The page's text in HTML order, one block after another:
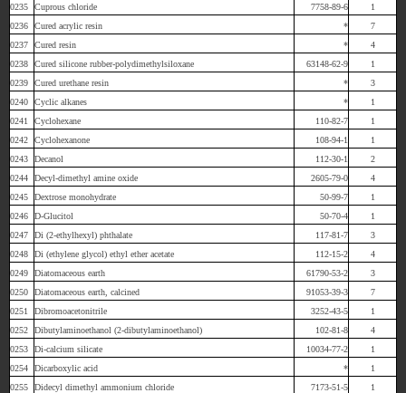
0235
Cuprous chloride 7758-89-6
1
0236
Cured acrylic resin *
7
0237
Cured resin *
4
0238
Cured silicone rubber-polydimethylsiloxane 63148-62-9
1
0239
Cured urethane resin *
3
0240
Cyclic alkanes *
1
0241
Cyclohexane 110-82-7
1
0242
Cyclohexanone 108-94-1
1
0243
Decanol 112-30-1
2
0244
Decyl-dimethyl amine oxide 2605-79-0
4
0245
Dextrose monohydrate 50-99-7
1
0246
D-Glucitol 50-70-4
1
0247
Di (2-ethylhexyl) phthalate 117-81-7
3
0248
Di (ethylene glycol) ethyl ether acetate 112-15-2
4
0249
Diatomaceous earth 61790-53-2
3
0250
Diatomaceous earth, calcined 91053-39-3
7
0251
Dibromoacetonitrile 3252-43-5
1
0252
Dibutylaminoethanol (2-dibutylaminoethanol) 102-81-8
4
0253
Di-calcium silicate 10034-77-2
1
0254
Dicarboxylic acid *
1
0255
Didecyl dimethyl ammonium chloride 7173-51-5
1